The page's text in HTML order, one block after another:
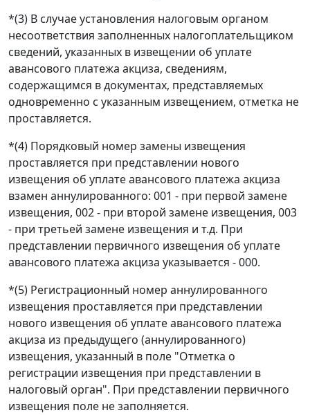
*(3) В случае установления налоговым органом
несоответствия заполненных налогоплательщиком
сведений, указанных в извещении об уплате
авансового платежа акциза, сведениям,
содержащимся в документах, представляемых
одновременно с указанным извещением, отметка не
проставляется.
*(4) Порядковый номер замены извещения
проставляется при представлении нового
извещения об уплате авансового платежа акциза
взамен аннулированного: 001 - при первой замене
извещения, 002 - при второй замене извещения, 003
- при третьей замене извещения и т.д. При
представлении первичного извещения об уплате
авансового платежа акциза указывается - 000.
*(5) Регистрационный номер аннулированного
извещения проставляется при представлении
нового извещения об уплате авансового платежа
акциза из предыдущего (аннулированного)
извещения, указанный в поле "Отметка о
регистрации извещения при представлении в
налоговый орган". При представлении первичного
извещения поле не заполняется.